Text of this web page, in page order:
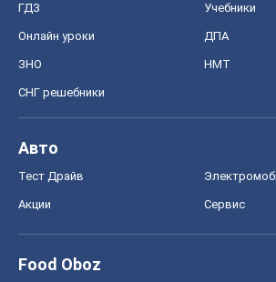
ГДЗ Учебники
Онлайн уроки ДПА
ЗНО НМТ
СНГ решебники
Авто
Тест Драйв
Акции Сервис
Food Oboz